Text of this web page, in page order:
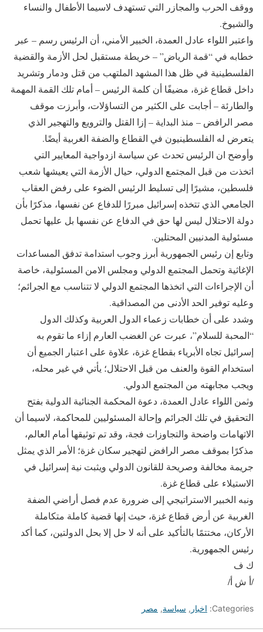
ووقف الحرب والمجازر التي تستهدف لاسيما الأطفال والنساء
والشيوخ.
واعتبر اللواء عادل العمدة، الخبير الأمني، أن الرئيس رسم – عبر
خطابه في “قمة الرياض” – خريطة مستقبل لحل الأزمة والقضية
الفلسطينية في ظل هذا المشهد الملتهب من قتل ودمار وتشريد
داخل قطاع غزة، مضيفًا أن كلمة الرئيس – أمام تلك القمة المهمة
والطارئة – أجابت على الكثير من التساؤلات، وأبرزت موقف
مصر الرافض – منذ البداية – إزا القتل والترويع والتهجير الذي
يتعرض له الفلسطينيون في القطاع والضفة الغربية أيضًا.
وأوضح ان الرئيس تحدث عن سياسة ازدواجية المعايير التي
اتخذت من قبل المجتمع الدولي، حيال الأزمة التي يعيشها شعب
فلسطين، مشيرًا إلى تسليط الرئيس الضوء على رفض العقاب
الجامعي الذي تتخذه إسرائيل مبررًا للدفاع عن نفسها، مذكرًا بأن
دولة الاحتلال ليس لها حق في الدفاع عن نفسها بل عليها تحمل
مسئولية المدنيين المحتلين.
وتابع إن رئيس الجمهورية أبرز وجوب استدامة تدفق المساعدات
الإغاثية وتحمل المجتمع الدولي ومجلس الامن المسئولية، خاصة
أن الإجراءات التي اتخذها المجتمع الدولي لا تتناسب مع الجرائم؛
وعليه توفير الحد الأدنى من المصداقية.
وشدد على أن خطابات زعماء الدول العربية وكذلك الدول
“المحبة للسلام”، عبرت عن الغضب العارم إزاء ما تقوم به
إسرائيل تجاه الأبرياء بقطاع غزة، علاوة على اعتبار الجميع أن
استخدام القوة والعنف من قبل الاحتلال؛ يأتي في غير محله،
ويجب مجابهته من المجتمع الدولي.
وثمن اللواء عادل العمدة، دعوة المحكمة الجنائية الدولية بفتح
التحقيق في تلك الجرائم وإحالة المسئوليين للمحاكمة، لاسيما أن
الاتهامات واضحة والتجاوزات فجة، وقد تم توثيقها أمام العالم،
مذكرًا بموقف مصر الرافض لتهجير سكان غزة؛ الأمر الذي يمثل
جريمة مخالفة وصريحة للقانون الدولي ويثبت نية إسرائيل في
الاستيلاء على قطاع غزة.
ونبه الخبير الاستراتيجي إلى ضرورة عدم فصل أراضي الضفة
الغربية عن أرض قطاع غزة، حيث إنها قضية كاملة متكاملة
الأركان، مختتمًا بالتأكيد على أنه لا حل إلا بحل الدولتين، كما أكد
رئيس الجمهورية.
ك ف
/أ ش أ/
Categories: اخبار , سياسة, مصر